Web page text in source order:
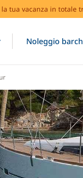
la tua vacanza in totale
Noleggio